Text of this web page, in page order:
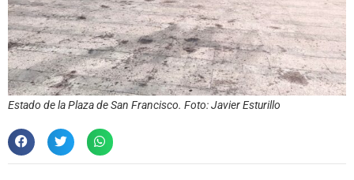
Estado de la Plaza de San Francisco. Foto: Javier Esturillo